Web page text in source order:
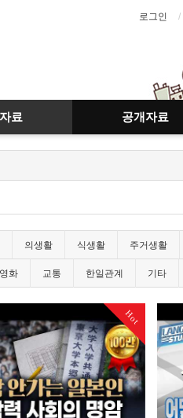
로그인
료 공개자료
의생활 식생활 주거생활
화 교통 한일관계 기타
Hot